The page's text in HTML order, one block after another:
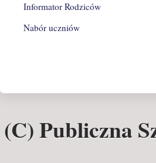
Informator Rodziców
Nabór uczniów
(C) Publiczna